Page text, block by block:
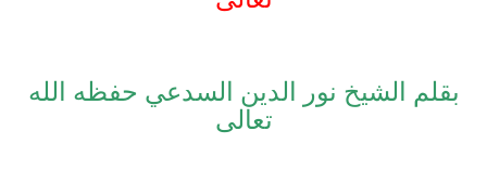
بقلم الشيخ نور الدين السدعي حفظه الله
تعالى